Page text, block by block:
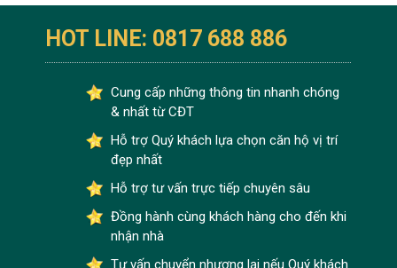
HOT LINE: 0817 688 886
Cung cấp những thông tin nhanh chóng
& nhất từ CĐT
Hỗ trợ Quý khách lựa chọn căn hộ vị trí
đẹp nhất
Hỗ trợ tư vấn trực tiếp chuyên sâu
Đồng hành cùng khách hàng cho đến khi
nhận nhà
Tư vấn chuyển nhượng lại nếu Quý khách